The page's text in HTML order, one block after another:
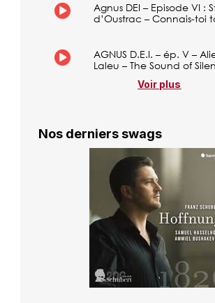
Agnus DEI – Episode VI :
d’Oustrac – Connais-toi
AGNUS D.E.I. – ép. V –
Laleu – The Sound of
Voir plus
Nos derniers swags